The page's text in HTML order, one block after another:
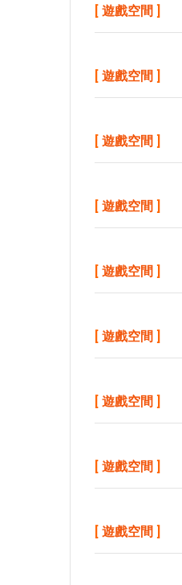
[ 遊戲空間 ]
[ 遊戲空間 ]
[ 遊戲空間 ]
[ 遊戲空間 ]
[ 遊戲空間 ]
[ 遊戲空間 ]
[ 遊戲空間 ]
[ 遊戲空間 ]
[ 遊戲空間 ]